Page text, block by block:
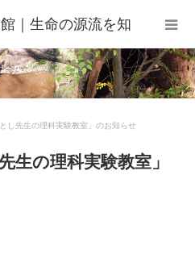
｜生命の源流を知
し先生の理科実験教室」のお知らせ
生の理科実験教室」